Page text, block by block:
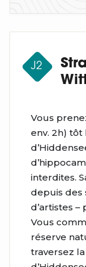
J2
Vous
env. 2h) tôt
interdites.
depuis des
d’artistes –
Vous
réserve
traversez